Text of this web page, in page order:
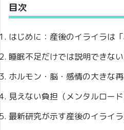
目次
はじめに：産後のイライラは
睡眠不足だけでは説明できな
ホルモン・脳・感情の大きな
見えない負担（メンタルロー
最新研究が示す産後のイライ